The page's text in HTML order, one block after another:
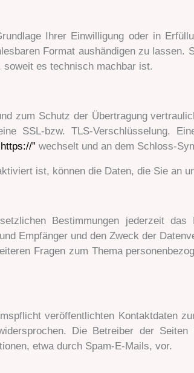
Ihrer Einwilligung oder in
Format aushändigen zu lassen.
es technisch machbar ist.
zum Schutz der Übertragung
SSL-bzw. TLS-Verschlüsselung.
https://” wechselt und an dem Schloss-
ist, können die Daten, die Sie an
Bestimmungen jederzeit
Empfänger und den Zweck der
Fragen zum Thema
veröffentlichten Kontaktdaten
Die Betreiber der
etwa durch Spam-E-Mails, vor.